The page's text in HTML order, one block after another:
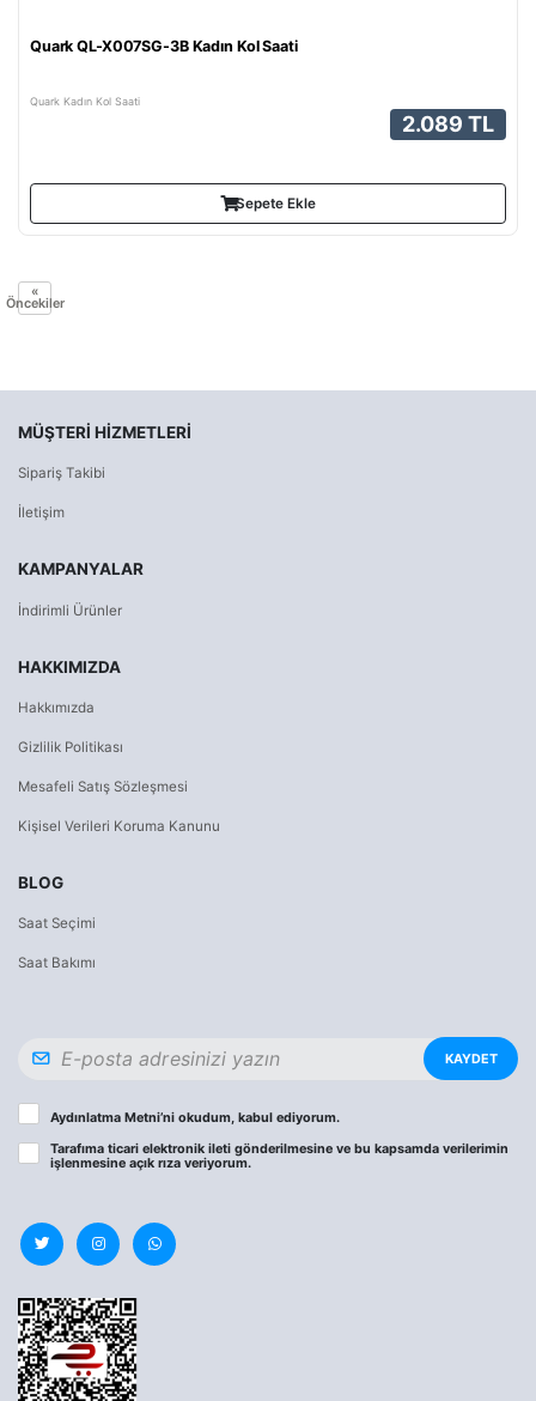
Quark QL-X007SG-3B Kadın Kol Saati
Quark Kadın Kol Saati
2.089 TL
Sepete Ekle
«
Öncekiler
MÜŞTERI HIZMETLERI
Sipariş Takibi
İletişim
KAMPANYALAR
İndirimli Ürünler
HAKKIMIZDA
Hakkımızda
Gizlilik Politikası
Mesafeli Satış Sözleşmesi
Kişisel Verileri Koruma Kanunu
BLOG
Saat Seçimi
Saat Bakımı
KAYDET
Aydınlatma Metni’ni okudum, kabul ediyorum.
Tarafıma ticari elektronik ileti gönderilmesine ve bu kapsamda verilerimin
işlenmesine açık rıza veriyorum.